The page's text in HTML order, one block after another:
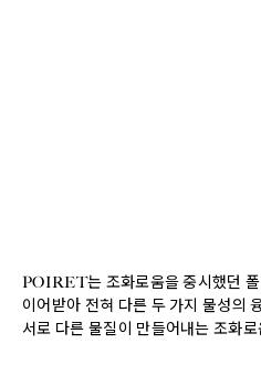
POIRET는 조화로움을 중시했던
이어받아 전혀 다른 두 가지 물성의
서로 다른 물질이 만들어내는 조화